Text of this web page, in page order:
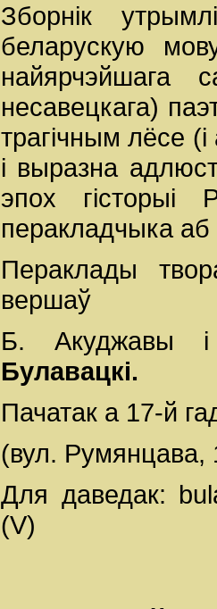
Зборнік
беларускую
найярчэйшага
несавецкага)
трагічным лёсе
і выразна
эпох
перакладчыка аб
Пераклады
вершаў
Б. Акуджавы
Булавацкі.
Пачатак а 17-й
(вул. Румянцава,
Для даведак:
(V)